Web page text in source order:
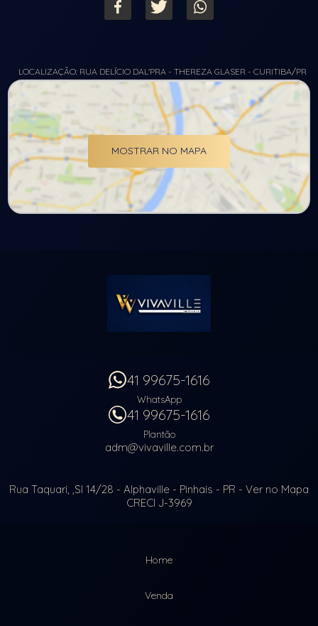
LOCALIZAÇÃO: RUA DELÍCIO DAL'PRA - THEREZA GLASER - CURITIBA/PR
MOSTRAR NO MAPA
41 99675-1616
WhatsApp
41 99675-1616
Plantão
adm@vivaville.com.br
Rua Taquari, ,Sl 14/28 - Alphaville - Pinhais - PR - Ver no Mapa
CRECI J-3969
Home
Venda